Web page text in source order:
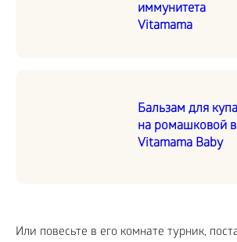
иммунитета
Vitamama
Бальзам для
на ромашковой
Vitamama Baby
Или повесьте в его комнате турник,